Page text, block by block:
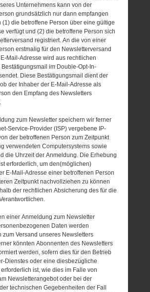
Unternehmens kann von der
grundsätzlich nur dann empfangen
(1) die betroffene Person über eine gültige
verfügt und (2) die betroffene Person sich
registriert. An die von einer
erstmalig für den Newsletterversand
Mail-Adresse wird aus rechtlichen
im Double-Opt-In-
Diese Bestätigungsmail dient der
der Inhaber der E-Mail-Adresse als
den Empfang des Newsletters
zum Newsletter speichern wir ferner
Service-Provider (ISP) vergebene IP-
der betroffenen Person zum Zeitpunkt
verwendeten Computersystems sowie
die Uhrzeit der Anmeldung. Die Erhebung
erforderlich, um den(möglichen)
E-Mail-Adresse einer betroffenen Person
Zeitpunkt nachvollziehen zu können
der rechtlichen Absicherung des für die
einer Anmeldung zum Newsletter
Daten werden
zum Versand unseres Newsletters
könnten Abonnenten des Newsletters
werden, sofern dies für den Betrieb
Dienstes oder eine diesbezügliche
ist, wie dies im Falle von
Newsletterangebot oder bei der
technischen Gegebenheiten der Fall